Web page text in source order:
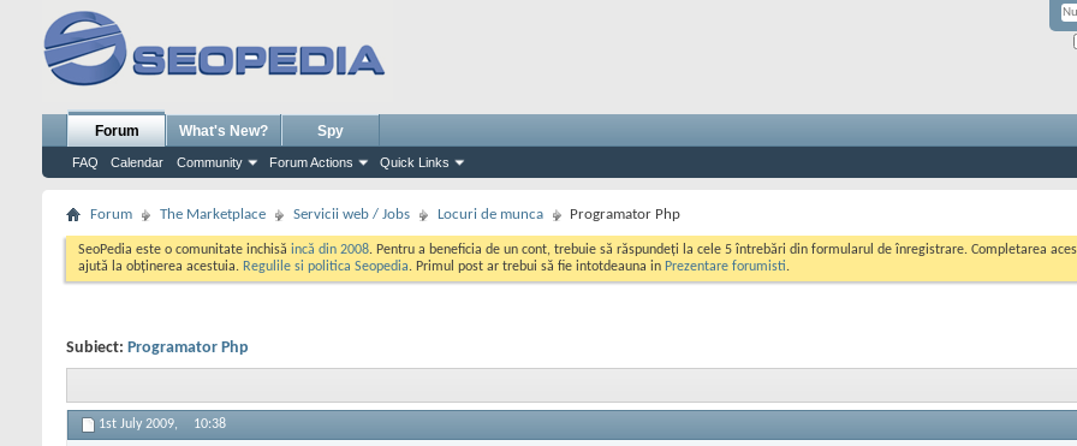
Forum
FAQ Calendar Community Forum Actions Quick Links
What's New? Spy
Forum The Marketplace Servicii web / Jobs Locuri de munca Programator Php
SeoPedia este o comunitate inchisă incă din 2008. Pentru a beneficia de un cont, trebuie să răspundeți la cele 5 întrebări din formularul de înregistrare. Completarea
ajută la obținerea acestuia. Regulile si politica Seopedia. Primul post ar trebui să fie intotdeauna in Prezentare forumisti.
Subiect: Programator Php
1st July 2009, 10:38